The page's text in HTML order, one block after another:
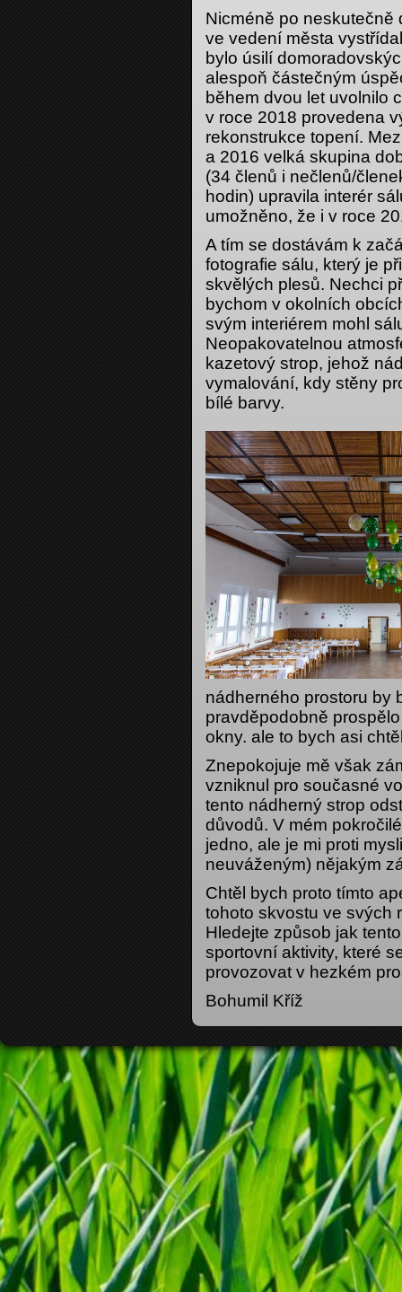
Nicméně po neskutečně
ve vedení města
bylo úsilí
alespoň částečným
během dvou let uvolnilo
v roce 2018 provedena
rekonstrukce topení.
a 2016 velká skupina
(34 členů i nečlenů/
hodin) upravila interér
umožněno, že i v roce
A tím se dostávám k
fotografie sálu, který je
skvělých plesů. Nechci
bychom v okolních
svým interiérem mohl
Neopakovatelnou
kazetový strop, jehož
vymalování, kdy stěny
bílé barvy.
nádherného prostoru by
pravděpodobně
okny. ale to bych asi
Znepokojuje mě však
vzniknul pro současné
tento nádherný strop
důvodů. V mém
jedno, ale je mi proti
neuváženým) nějakým
Chtěl bych proto tímto
tohoto skvostu ve svých
Hledejte způsob jak
sportovní aktivity, které
provozovat v hezkém
Bohumil Kříž